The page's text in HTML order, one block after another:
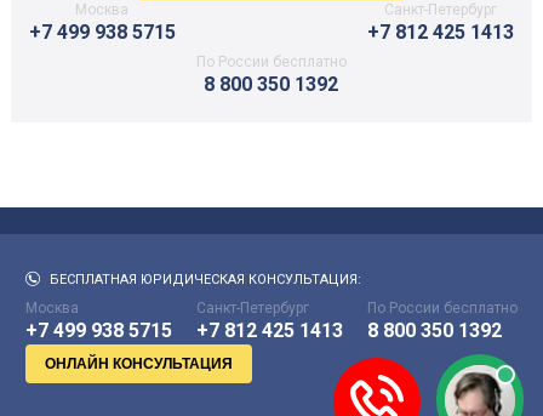
Москва
+7 499 938 5715
Санкт-Петербург
+7 812 425 1413
По России бесплатно
8 800 350 1392
БЕСПЛАТНАЯ ЮРИДИЧЕСКАЯ КОНСУЛЬТАЦИЯ:
Москва
+7 499 938 5715
Санкт-Петербург
+7 812 425 1413
По России бесплатно
8 800 350 1392